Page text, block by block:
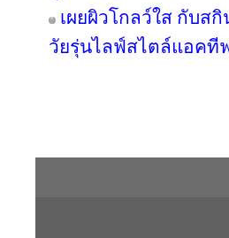
เผยผิวโกลว์ใส กับส
วัยรุ่นไลฟ์สไตล์แอคที